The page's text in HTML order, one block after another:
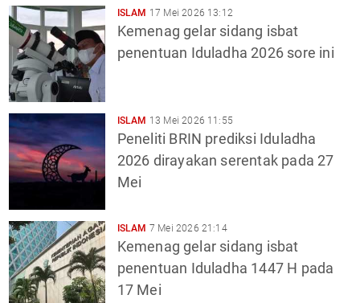
ISLAM 17 Mei 2026 13:12
Kemenag gelar sidang isbat
penentuan Iduladha 2026 sore ini
ISLAM 13 Mei 2026 11:55
Peneliti BRIN prediksi Iduladha
2026 dirayakan serentak pada 27
Mei
ISLAM 7 Mei 2026 21:14
Kemenag gelar sidang isbat
penentuan Iduladha 1447 H pada
17 Mei